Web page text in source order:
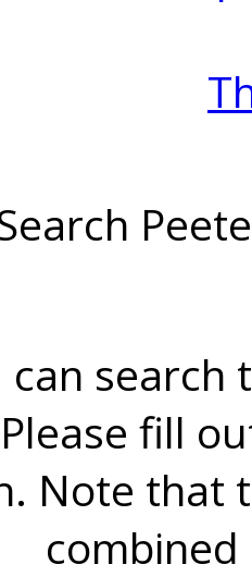
search
fill
Note that
combined